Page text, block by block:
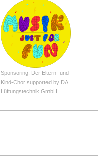
Sponsoring: Der Eltern- und
Kind-Chor supported by DA
Lüftungstechnik GmbH